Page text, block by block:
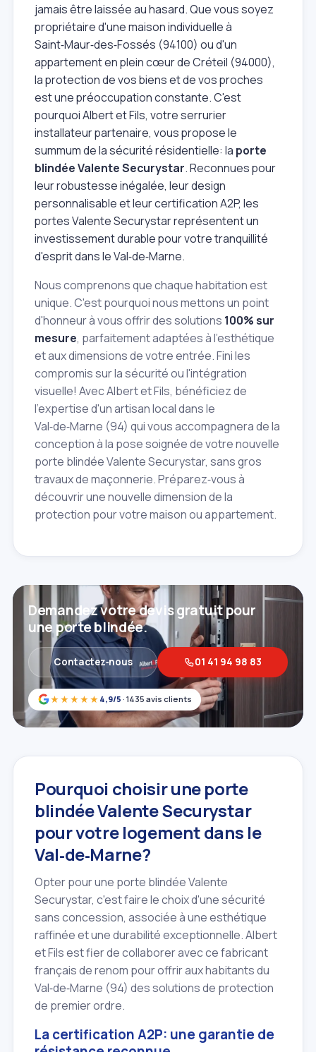
jamais être laissée au hasard. Que vous soyez
propriétaire d'une maison individuelle à
Saint‑Maur‑des‑Fossés (94100) ou d'un
appartement en plein cœur de Créteil (94000),
la protection de vos biens et de vos proches
est une préoccupation constante. C'est
pourquoi Albert et Fils, votre serrurier
installateur partenaire, vous propose le
summum de la sécurité résidentielle: la porte
blindée Valente Securystar. Reconnues pour
leur robustesse inégalée, leur design
personnalisable et leur certification A2P, les
portes Valente Securystar représentent un
investissement durable pour votre tranquillité
d'esprit dans le Val‑de‑Marne.
Nous comprenons que chaque habitation est
unique. C'est pourquoi nous mettons un point
d'honneur à vous offrir des solutions 100% sur
mesure, parfaitement adaptées à l'esthétique
et aux dimensions de votre entrée. Fini les
compromis sur la sécurité ou l'intégration
visuelle! Avec Albert et Fils, bénéficiez de
l'expertise d'un artisan local dans le
Val‑de‑Marne (94) qui vous accompagnera de la
conception à la pose soignée de votre nouvelle
porte blindée Valente Securystar, sans gros
travaux de maçonnerie. Préparez‑vous à
découvrir une nouvelle dimension de la
protection pour votre maison ou appartement.
★★★★★ 4,9/5 · 1435 avis clients
Demandez votre devis gratuit pour
une porte blindée.
Contactez‑nous 01 41 94 98 83
Pourquoi choisir une porte
blindée Valente Securystar
pour votre logement dans le
Val‑de‑Marne?
Opter pour une porte blindée Valente
Securystar, c'est faire le choix d'une sécurité
sans concession, associée à une esthétique
raffinée et une durabilité exceptionnelle. Albert
et Fils est fier de collaborer avec ce fabricant
français de renom pour offrir aux habitants du
Val‑de‑Marne (94) des solutions de protection
de premier ordre.
La certification A2P: une garantie de